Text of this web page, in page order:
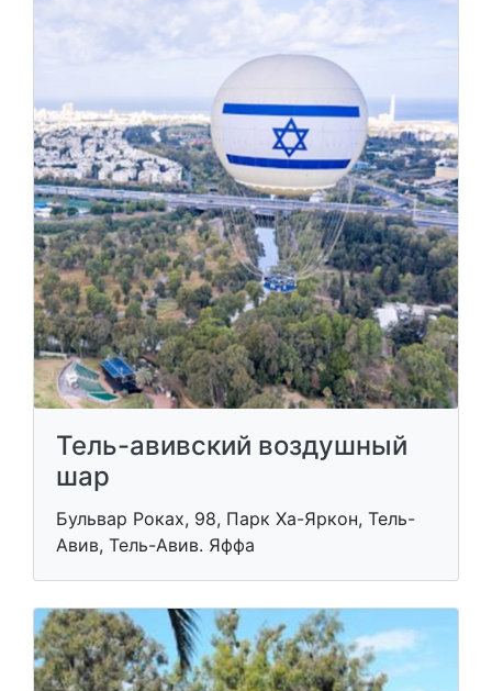
Тель-авивский воздушный
шар
Бульвар Роках, 98, Парк Ха-Яркон, Тель-
Авив, Тель-Авив. Яффа